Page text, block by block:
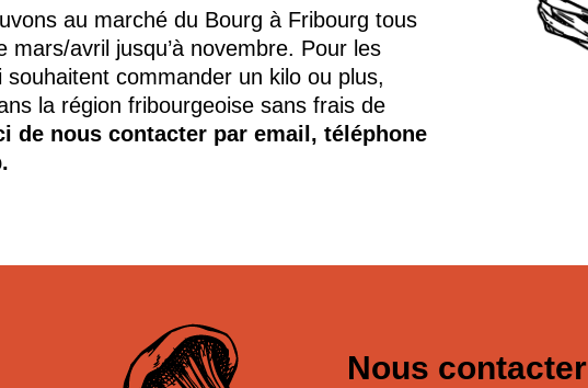
au marché du Bourg à Fribourg tous
mars/avril jusqu’à novembre. Pour les
souhaitent commander un kilo ou plus,
la région fribourgeoise sans frais de
de nous contacter paremail,téléphone
Nous contacter